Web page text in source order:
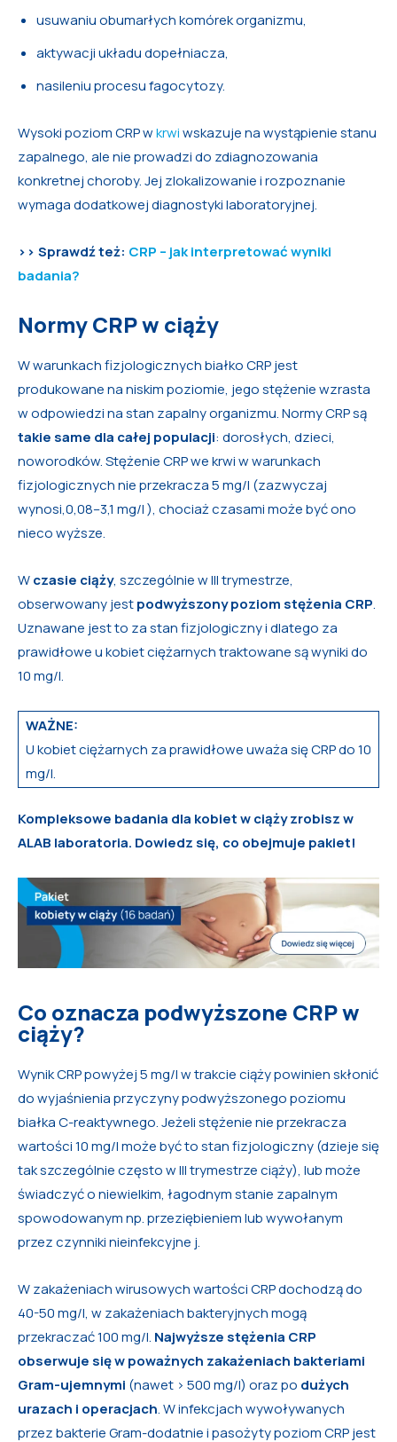
usuwaniu obumarłych komórek organizmu,
aktywacji układu dopełniacza,
nasileniu procesu fagocytozy.
Wysoki poziom CRP wkrwiwskazuje na wystąpienie stanu
zapalnego, ale nie prowadzi do zdiagnozowania
konkretnej choroby. Jej zlokalizowanie i rozpoznanie
wymaga dodatkowej diagnostyki laboratoryjnej.
>> Sprawdź też: CRP – jak interpretować wyniki
badania?
Normy CRP w ciąży
W warunkach fizjologicznych białko CRP jest
produkowane na niskim poziomie, jego stężenie wzrasta
w odpowiedzi na stan zapalny organizmu. Normy CRP są
takie same dla całej populacji: dorosłych, dzieci,
noworodków. Stężenie CRP we krwi w warunkach
fizjologicznych nie przekracza 5 mg/l (zazwyczaj
wynosi,0,08–3,1 mg/l ), chociaż czasami może być ono
nieco wyższe.
Wczasie ciąży, szczególnie w III trymestrze,
obserwowany jestpodwyższony poziom stężenia CRP.
Uznawane jest to za stan fizjologiczny i dlatego za
prawidłowe u kobiet ciężarnych traktowane są wyniki do
10 mg/l.
WAŻNE:
U kobiet ciężarnych za prawidłowe uważa się CRP do 10
mg/l.
Kompleksowe badania dla kobiet w ciąży zrobisz w
ALAB laboratoria. Dowiedz się, co obejmuje pakiet!
Co oznacza podwyższone CRP w
ciąży?
Wynik CRP powyżej 5 mg/l w trakcie ciąży powinien skłonić
do wyjaśnienia przyczyny podwyższonego poziomu
białka C-reaktywnego. Jeżeli stężenie nie przekracza
wartości 10 mg/l może być to stan fizjologiczny (dzieje się
tak szczególnie często w III trymestrze ciąży), lub może
świadczyć o niewielkim, łagodnym stanie zapalnym
spowodowanym np. przeziębieniem lub wywołanym
przez czynniki nieinfekcyjne j.
W zakażeniach wirusowych wartości CRP dochodzą do
40-50 mg/l, w zakażeniach bakteryjnych mogą
przekraczać 100 mg/l. Najwyższe stężenia CRP
obserwuje się w poważnych zakażeniach bakteriami
Gram-ujemnymi (nawet > 500 mg/l) oraz po dużych
urazach i operacjach. W infekcjach wywoływanych
przez bakterie Gram-dodatnie i pasożyty poziom CRP jest